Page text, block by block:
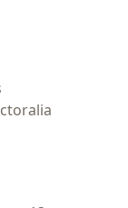
de inicio